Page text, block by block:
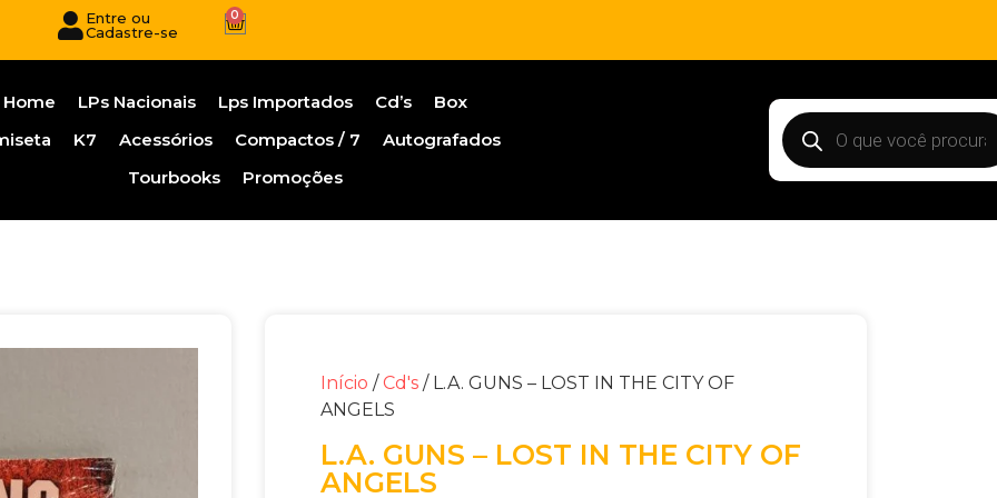
Entre ou
Cadastre-se
0
Home LPs Nacionais Lps Importados Cd’s
Box
K7 Acessórios Compactos / 7
Autografados
Tourbooks
Promoções
Início / Cd's/ L.A. GUNS – LOST IN THE CITY OF
ANGELS
L.A. GUNS – LOST IN THE CITY OF
ANGELS